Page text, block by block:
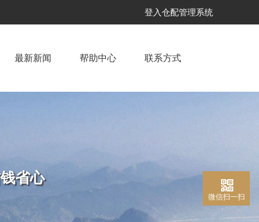
登入仓配管理系统
最新新闻 帮助中心 联系方式
省心
微信扫一扫